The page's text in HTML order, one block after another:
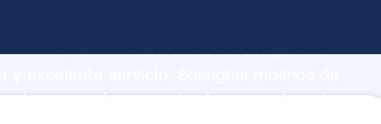
de producción, fuerza de investigación
proveedor crea el valor y aporta valores a